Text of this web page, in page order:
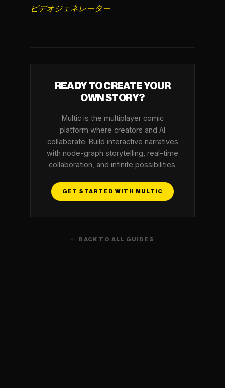
ビデオジェネレーター
READY TO CREATE YOUR
OWN STORY?
Multic is the multiplayer comic
platform where creators and AI
collaborate. Build interactive narratives
with node-graph storytelling, real-time
collaboration, and infinite possibilities.
GET STARTED WITH MULTIC
← BACK TO ALL GUIDES